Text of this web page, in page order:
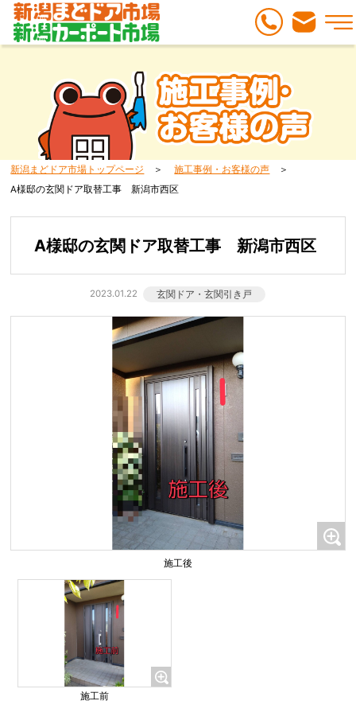
新潟まどドア市場トップページ
施工事例・お客様の声
A様邸の玄関ドア取替工事 新潟市西区
A様邸の玄関ドア取替工事 新潟市西区
2023.01.22 玄関ドア・玄関引き戸
施工後
施工前